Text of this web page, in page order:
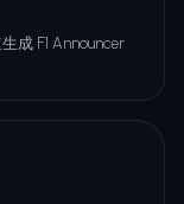
成 F1 Announcer